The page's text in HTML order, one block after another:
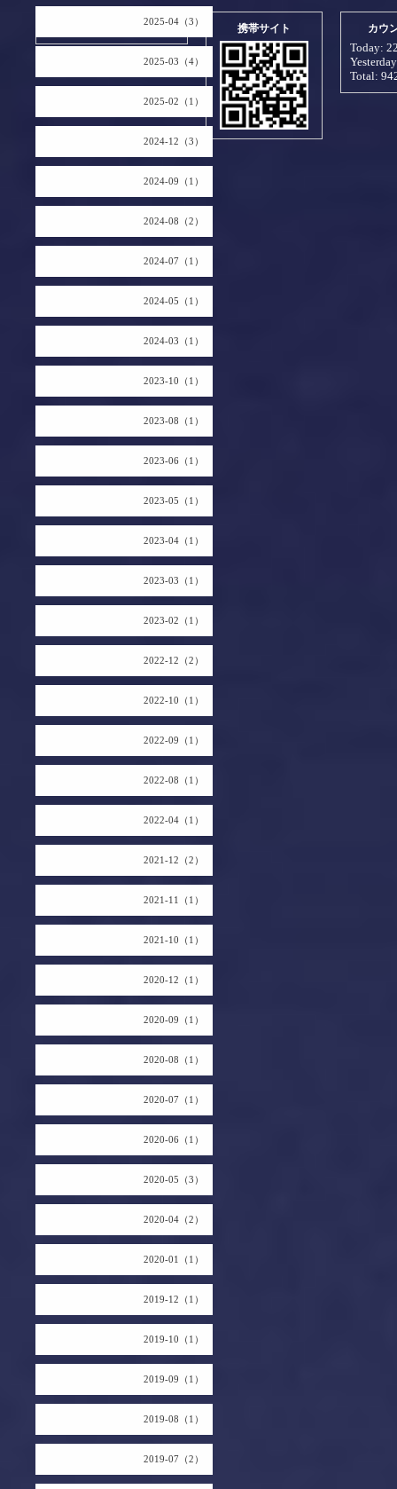
2025-04（3）
2025-03（4）
2025-02（1）
2024-12（3）
2024-09（1）
2024-08（2）
2024-07（1）
2024-05（1）
2024-03（1）
2023-10（1）
2023-08（1）
2023-06（1）
2023-05（1）
2023-04（1）
2023-03（1）
2023-02（1）
2022-12（2）
2022-10（1）
2022-09（1）
2022-08（1）
2022-04（1）
2021-12（2）
2021-11（1）
2021-10（1）
2020-12（1）
2020-09（1）
2020-08（1）
2020-07（1）
2020-06（1）
2020-05（3）
2020-04（2）
2020-01（1）
2019-12（1）
2019-10（1）
2019-09（1）
2019-08（1）
2019-07（2）
2026.08.07 Friday 携帯サイト カウ
Today:
Total: